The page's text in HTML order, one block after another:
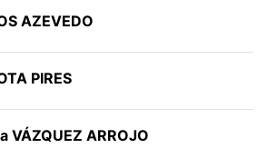
AZEVEDO
PIRES
VÁZQUEZ ARROJO